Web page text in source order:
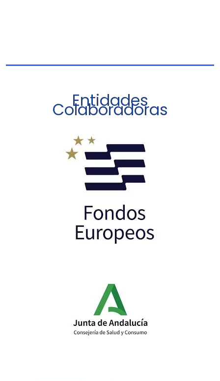
Entidades
Colaboradoras